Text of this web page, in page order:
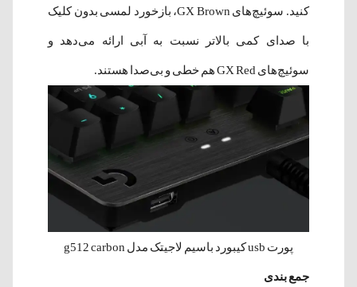
کنید. سوئیچ‌های GX Brown، بازخورد لمسی بدون کلیک
با صدای کمی بالاتر نسبت به آبی ارائه می‌دهد و
سوئیچ‌های GX Red هم خطی و بی‌صدا هستند.
پورت usb کیبورد باسیم لاجیتک مدل g512 carbon
جمع بندی